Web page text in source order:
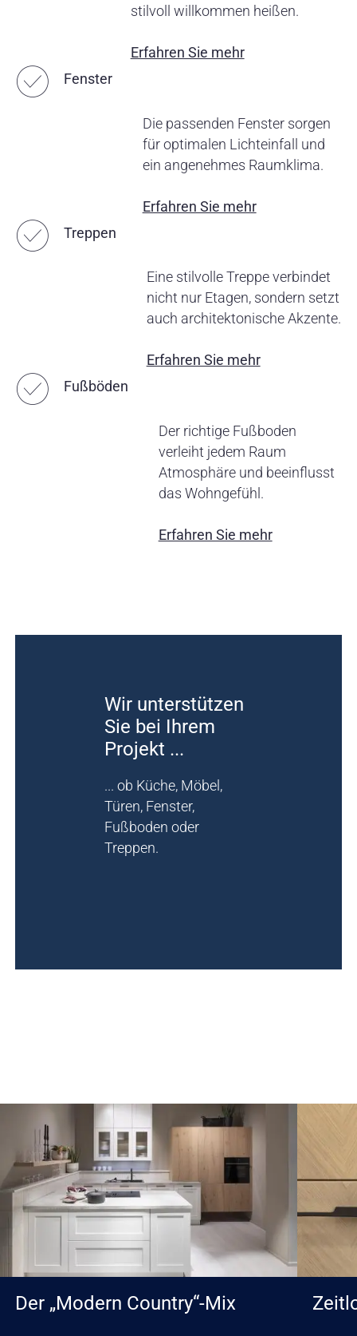
stilvoll willkommen heißen.
Erfahren Sie mehr
☑︎ Fenster
Die passenden Fenster sorgen
für optimalen Lichteinfall und
ein angenehmes Raumklima.
Erfahren Sie mehr
☑︎ Treppen
Eine stilvolle Treppe verbindet
nicht nur Etagen, sondern setzt
auch architektonische Akzente.
Erfahren Sie mehr
☑︎ Fußböden
Der richtige Fußboden
verleiht jedem Raum
Atmosphäre und beeinflusst
das Wohngefühl.
Erfahren Sie mehr
Wir unterstützen
Sie bei Ihrem
Projekt ...
... ob Küche, Möbel,
Türen, Fenster,
Fußboden oder
Treppen.
Der „Modern Country“-Mix